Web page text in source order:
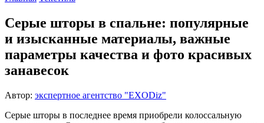
Серые шторы в спальне: популярные
и изысканные материалы, важные
параметры качества и фото красивых
занавесок
Автор: экспертное агентство "EXODiz"
Серые шторы в последнее время приобрели колоссальную